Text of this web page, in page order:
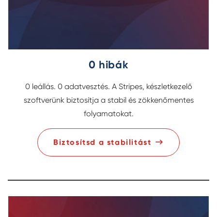
0 hibák
0 leállás. 0 adatvesztés. A Stripes, készletkezelő
szoftverünk biztosítja a stabil és zökkenőmentes
folyamatokat.
Biztosítsd a stabilitást